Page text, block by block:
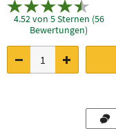
4.52 von 5 Sternen (56
Bewertungen)